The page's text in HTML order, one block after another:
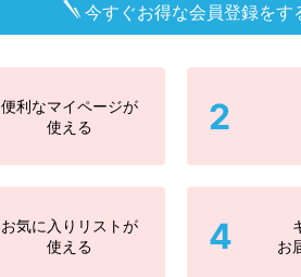
今すぐお得な会員登録をす
便利なマイページが
使える
2
お気に入りリストが
使える
4
お